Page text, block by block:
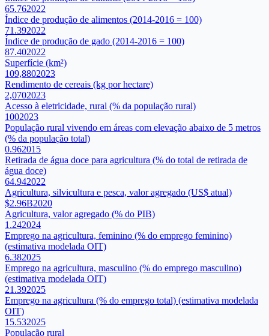
65.762022
Índice de produção de alimentos (2014-2016 = 100)
71.392022
Índice de produção de gado (2014-2016 = 100)
87.402022
Superfície (km²)
109,8802023
Rendimento de cereais (kg por hectare)
2,0702023
Acesso à eletricidade, rural (% da população rural)
1002023
População rural vivendo em áreas com elevação abaixo de 5 metros
(% da população total)
0.962015
Retirada de água doce para agricultura (% do total de retirada de
água doce)
64.942022
Agricultura, silvicultura e pesca, valor agregado (US$ atual)
$2.96B2020
Agricultura, valor agregado (% do PIB)
1.242024
Emprego na agricultura, feminino (% do emprego feminino)
(estimativa modelada OIT)
6.382025
Emprego na agricultura, masculino (% do emprego masculino)
(estimativa modelada OIT)
21.392025
Emprego na agricultura (% do emprego total) (estimativa modelada
OIT)
15.532025
População rural